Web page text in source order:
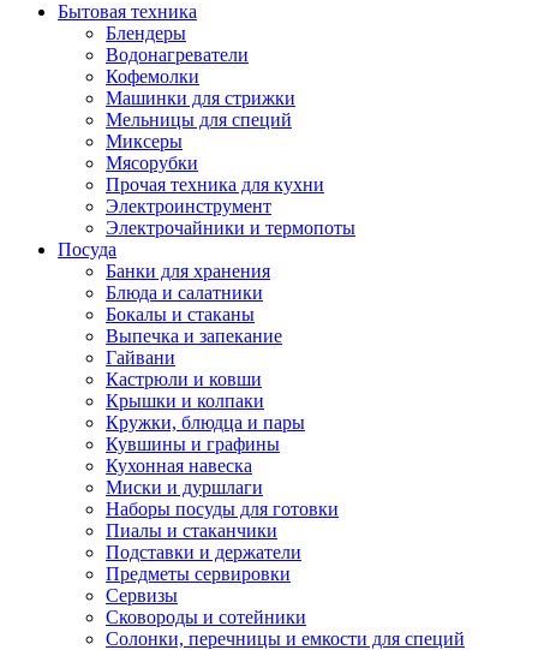
Бытовая техника
Блендеры
Водонагреватели
Кофемолки
Машинки для стрижки
Мельницы для специй
Миксеры
Мясорубки
Прочая техника для кухни
Электроинструмент
Электрочайники и термопоты
Посуда
Банки для хранения
Блюда и салатники
Бокалы и стаканы
Выпечка и запекание
Гайвани
Кастрюли и ковши
Крышки и колпаки
Кружки, блюдца и пары
Кувшины и графины
Кухонная навеска
Миски и дуршлаги
Наборы посуды для готовки
Пиалы и стаканчики
Подставки и держатели
Предметы сервировки
Сервизы
Сковороды и сотейники
Солонки, перечницы и емкости для специй